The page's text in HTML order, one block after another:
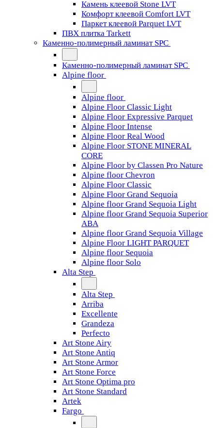
Камень клеевой Stone LVT
Комфорт клеевой Comfort LVT
Паркет клеевой Parquet LVT
ПВХ плитка Tarkett
Каменно-полимерный ламинат SPC
Каменно-полимерный ламинат SPC
Alpine floor
Alpine floor
Alpine Floor Classic Light
Alpine Floor Expressive Parquet
Alpine Floor Intense
Alpine Floor Real Wood
Alpine Floor STONE MINERAL
CORE
Alpine Floor by Classen Pro Nature
Alpine floor Chevron
Alpine Floor Classic
Alpine Floor Grand Sequoia
Alpine floor Grand Sequoia Light
Alpine floor Grand Sequoia Superior
ABA
Alpine floor Grand Sequoia Village
Alpine Floor LIGHT PARQUET
Alpine floor Sequoia
Alpine floor Solo
Alta Step
Alta Step
Arriba
Excellente
Grandeza
Perfecto
Art Stone Airy
Art Stone Antiq
Art Stone Armor
Art Stone Force
Art Stone Optima pro
Art Stone Standard
Artek
Fargo